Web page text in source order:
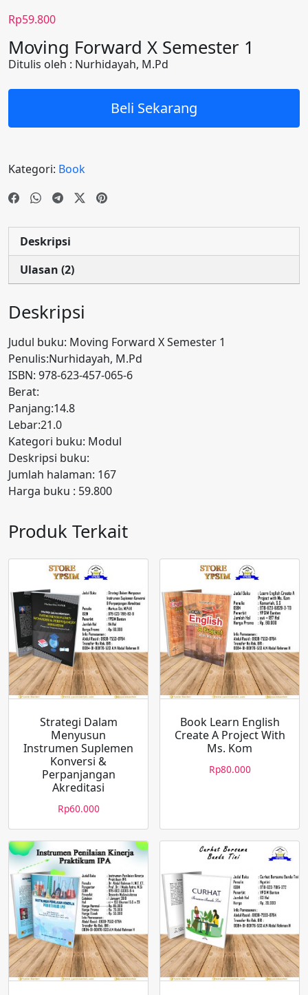
5
kan
penilaian
pelanggan
Rp59.800
Moving Forward X Semester 1
Ditulis oleh : Nurhidayah, M.Pd
Beli Sekarang
Kategori: Book
Deskripsi
Ulasan (2)
Deskripsi
Judul buku: Moving Forward X Semester 1
Penulis:Nurhidayah, M.Pd
ISBN: 978-623-457-065-6
Berat:
Panjang:14.8
Lebar:21.0
Kategori buku: Modul
Deskripsi buku:
Jumlah halaman: 167
Harga buku : 59.800
Produk Terkait
Strategi Dalam
Menyusun
Instrumen Suplemen
Konversi &
Perpanjangan
Akreditasi
Rp60.000
Book Learn English
Create A Project With
Ms. Kom
Rp80.000